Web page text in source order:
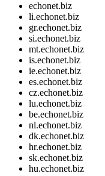
echonet.biz
li.echonet.biz
gr.echonet.biz
si.echonet.biz
mt.echonet.biz
is.echonet.biz
ie.echonet.biz
es.echonet.biz
cz.echonet.biz
lu.echonet.biz
be.echonet.biz
nl.echonet.biz
dk.echonet.biz
hr.echonet.biz
sk.echonet.biz
hu.echonet.biz